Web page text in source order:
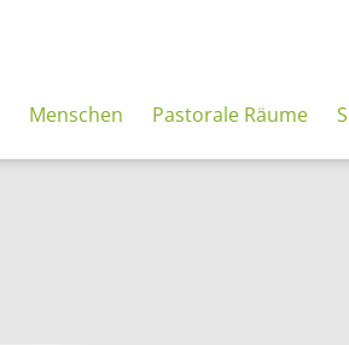
Menschen Pastorale Räume